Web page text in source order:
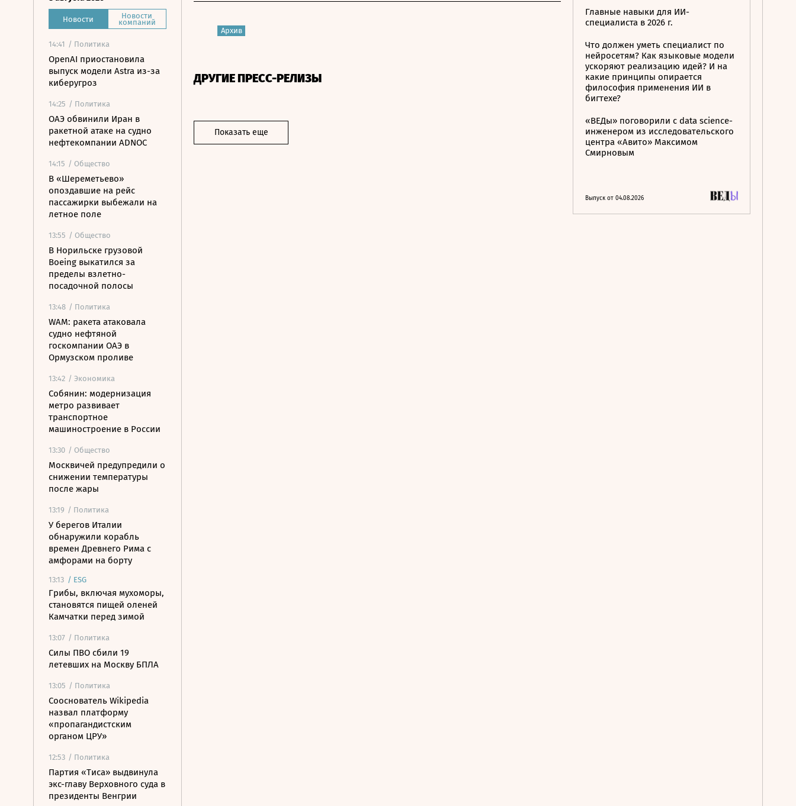
Новости Новости
компаний
14:41 / Политика
OpenAI приостановила
выпуск модели Astra из-за
киберугроз
14:25 / Политика
ОАЭ обвинили Иран в
ракетной атаке на судно
нефтекомпании ADNOC
14:15 / Общество
В «Шереметьево»
опоздавшие на рейс
пассажирки выбежали на
летное поле
13:55 / Общество
В Норильске грузовой
Boeing выкатился за
пределы взлетно-
посадочной полосы
13:48 / Политика
WAM: ракета атаковала
судно нефтяной
госкомпании ОАЭ в
Ормузском проливе
13:42 / Экономика
Собянин: модернизация
метро развивает
транспортное
машиностроение в России
13:30 / Общество
Москвичей предупредили о
снижении температуры
после жары
13:19 / Политика
У берегов Италии
обнаружили корабль
времен Древнего Рима с
амфорами на борту
13:13 / ESG
Грибы, включая мухоморы,
становятся пищей оленей
Камчатки перед зимой
13:07 / Политика
Силы ПВО сбили 19
летевших на Москву БПЛА
13:05 / Политика
Сооснователь Wikipedia
назвал платформу
«пропагандистским
органом ЦРУ»
12:53 / Политика
Партия «Тиса» выдвинула
экс-главу Верховного суда в
президенты Венгрии
Архив
ДРУГИЕ ПРЕСС-РЕЛИЗЫ
Показать еще
Главные навыки для ИИ-
специалиста в 2026 г.
Что должен уметь специалист по
нейросетям? Как языковые модели
ускоряют реализацию идей? И на
какие принципы опирается
философия применения ИИ в
бигтехе?
«ВЕДы» поговорили с data science-
инженером из исследовательского
центра «Авито» Максимом
Смирновым
Выпуск от 04.08.2026